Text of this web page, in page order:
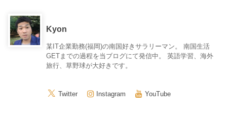
Kyon
某IT企業勤務(福岡)の南国好きサラリーマン。 南国生活
GETまでの過程を当ブログにて発信中。 英語学習、海外
旅行、草野球が大好きです。
Twitter Instagram YouTube